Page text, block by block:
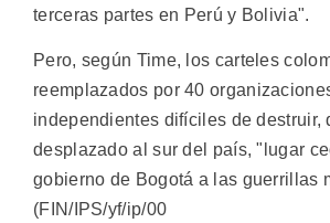
terceras partes en Perú y Bolivia".
Pero, según Time, los carteles
reemplazados por 40
independientes difíciles de destruir,
desplazado al sur del país, "lugar
gobierno de Bogotá a las guerrillas
(FIN/IPS/yf/ip/00